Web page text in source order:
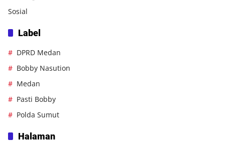
Sosial
Label
DPRD Medan
Bobby Nasution
Medan
Pasti Bobby
Polda Sumut
Halaman